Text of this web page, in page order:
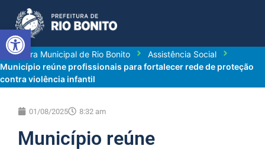
Abrir a barra de ferramentas
Prefeitura Municipal de Rio Bonito
Assistência Social
Município reúne profissionais para fortalecer rede de proteção
contra violência infantil
01/08/2025 8:32 am
Município reúne